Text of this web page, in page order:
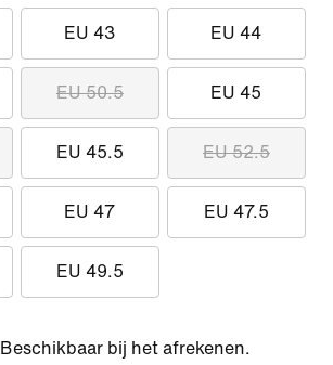
EU 43 EU 44
EU 50.5 EU 45
EU 45.5 EU 52.5
EU 47 EU 47.5
EU 49.5
Klarna
Beschikbaar bij het afrekenen.